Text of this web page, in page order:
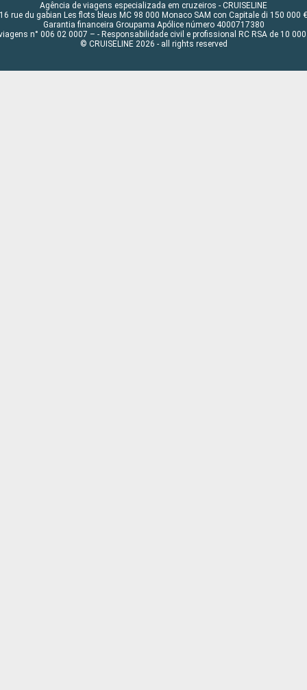
Agência de viagens especializada em cruzeiros - CRUISELINE
16 rue du gabian Les flots bleus MC 98 000 Monaco SAM con Capitale di 150 000 €
Garantia financeira Groupama Apólice número 4000717380
n° 006 02 0007 – - Responsabilidade civil e profissional RC RSA de 10 000
© CRUISELINE 2026 - all rights reserved